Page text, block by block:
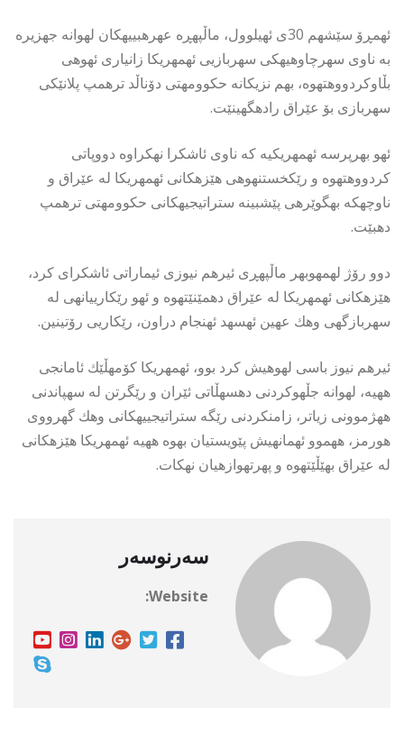
ئهمڕۆ سێشهم 30ى ئهیلوول، ماڵپهڕه عهرهبییهكان لهوانه جهزیره
به ناوى سهرچاوهیهكى سهربازیى ئهمهریكا زانیارى ئهوهى
بڵاوكردووهتهوه، بهم نزیكانه حكوومهتى دۆناڵد ترهمپ پلانێكى
سهربازى بۆ عێراق رادهگهینێت.
ئهو بهرپرسه ئهمهریكیه كه ناوى ئاشكرا نهكراوه دووپاتى
كردووهتهوه و رێكخستنهوهى هێزهكانى ئهمهریكا له عێراق و
ناوچهكه بهگوێرهى پێشبینه ستراتیجیهكانى حكوومهتى ترهمپ
دهبێت.
دوو رۆژ لهمهوبهر ماڵپهڕى ئیرهم نیوزى ئیماراتى ئاشكراى كرد،
هێزهكانى ئهمهریكا له عێراق دهمێنێتهوه و ئهو رێكارییانهى له
سهربازگهى وهك عهین ئهسهد ئهنجام دراون، رێكاریى رۆتینین.
ئیرهم نیوز باسى لهوهیش كرد بوو، ئهمهریكا كۆمهڵێك ئامانجى
ههیه، لهوانه جڵهوكردنى دهسهڵاتى ئێران و رێگرتن له سهپاندنى
ههژموونى زیاتر، زامنكردنى رێگه ستراتیجییهكانى وهك گهرووى
هورمز، ههموو ئهمانهیش پێویستیان بهوه ههیه ئهمهریكا هێزهكانى
له عێراق بهێڵێتهوه و پهرتهوازهیان نهكات.
سەرنوسەر
Website: